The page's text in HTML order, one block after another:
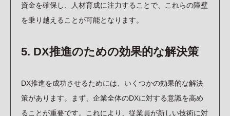
資金を確保し、人材育成に注力することで、これらの障壁
を乗り越えることが可能となります。
5. DX推進のための効果的な解決策
DX推進を成功させるためには、いくつかの効果的な解決
策があります。まず、企業全体のDXに対する意識を高め
ることが重要です。これにより、従業員が新しい技術に対